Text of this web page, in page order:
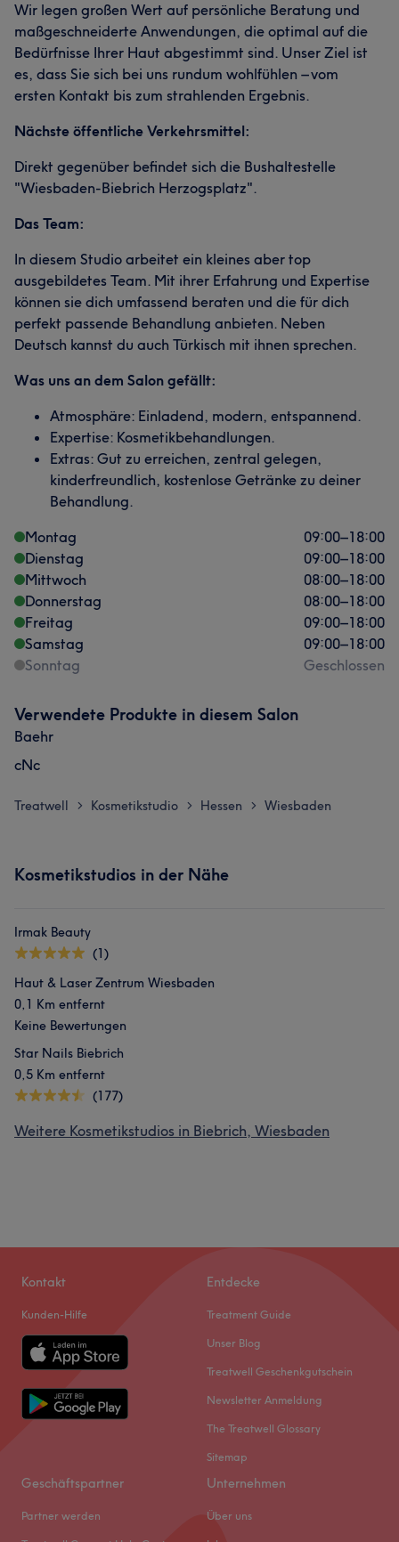
Wir legen großen Wert auf persönliche Beratung und
maßgeschneiderte Anwendungen, die optimal auf die
Bedürfnisse Ihrer Haut abgestimmt sind. Unser Ziel ist
es, dass Sie sich bei uns rundum wohlfühlen – vom
ersten Kontakt bis zum strahlenden Ergebnis.
Nächste öffentliche Verkehrsmittel:
Direkt gegenüber befindet sich die Bushaltestelle
"Wiesbaden-Biebrich Herzogsplatz".
Das Team:
In diesem Studio arbeitet ein kleines aber top
ausgebildetes Team. Mit ihrer Erfahrung und Expertise
können sie dich umfassend beraten und die für dich
perfekt passende Behandlung anbieten. Neben
Deutsch kannst du auch Türkisch mit ihnen sprechen.
Was uns an dem Salon gefällt:
Atmosphäre: Einladend, modern, entspannend.
Expertise: Kosmetikbehandlungen.
Extras: Gut zu erreichen, zentral gelegen,
kinderfreundlich, kostenlose Getränke zu deiner
Behandlung.
Montag
09:00–18:00
Dienstag
09:00–18:00
Mittwoch
08:00–18:00
Donnerstag
08:00–18:00
Freitag
09:00–18:00
Samstag
09:00–18:00
Sonntag
Geschlossen
Verwendete Produkte in diesem Salon
Baehr
cNc
Treatwell > Kosmetikstudio > Hessen > Wiesbaden
Kosmetikstudios in der Nähe
Irmak Beauty
(1)
Haut & Laser Zentrum Wiesbaden
0,1 Km entfernt
Keine Bewertungen
Star Nails Biebrich
0,5 Km entfernt
(177)
Weitere Kosmetikstudios in Biebrich, Wiesbaden
Kontakt
Kunden-Hilfe
Entdecke
Treatment Guide
Unser Blog
Treatwell Geschenkgutschein
Newsletter Anmeldung
The Treatwell Glossary
Sitemap
Geschäftspartner
Partner werden
Unternehmen
Über uns